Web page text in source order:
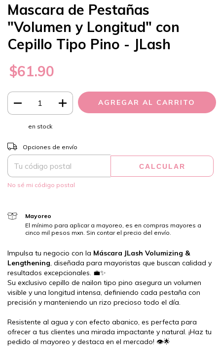
Mascara de Pestañas
"Volumen y Longitud" con
Cepillo Tipo Pino - JLash
$61.90
en stock
Entregas para el CP:
Opciones de envío
CALCULAR
No sé mi código postal
Mayoreo
El mínimo para aplicar a mayoreo, es en compras mayores a
cinco mil pesos mxn. Sin contar el precio del envío.
Impulsa tu negocio con la Máscara JLash Volumizing &
Lengthening, diseñada para mayoristas que buscan calidad y
resultados excepcionales. 💼✨
Su exclusivo cepillo de nailon tipo pino asegura un volumen
visible y una longitud intensa, definiendo cada pestaña con
precisión y manteniendo un rizo precioso todo el día.
Resistente al agua y con efecto abanico, es perfecta para
ofrecer a tus clientes una mirada impactante y natural. ¡Haz tu
pedido al mayoreo y destaca en el mercado! 👁️🌟